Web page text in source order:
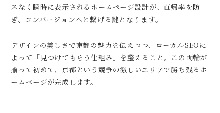
スなく瞬時に表示されるホームページ設計が、直帰率を防
ぎ、コンバージョンへと繋げる鍵となります。
デザインの美しさで京都の魅力を伝えつつ、ローカルSEOに
よって「見つけてもらう仕組み」を整えること。この両輪が
揃って初めて、京都という競争の激しいエリアで勝ち残るホ
ームページが完成します。